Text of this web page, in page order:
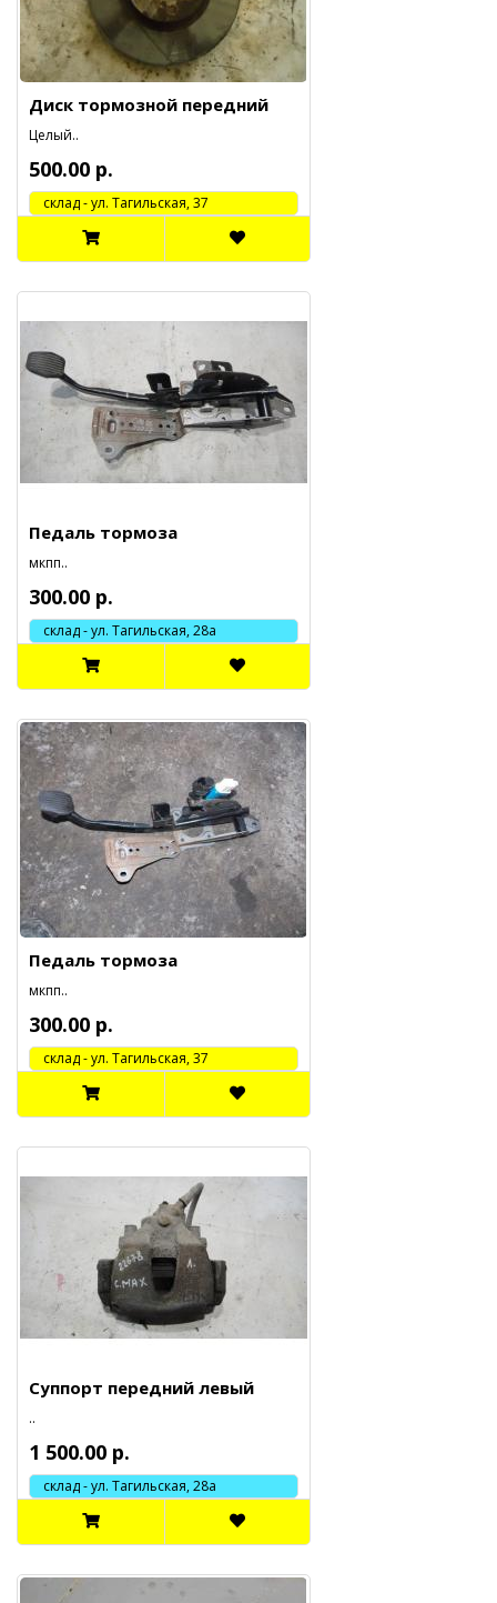
Диск тормозной передний
Целый..
500.00 р.
cклад - ул. Тагильская, 37
Педаль тормоза
мкпп..
300.00 р.
склад - ул. Тагильская, 28а
Педаль тормоза
мкпп..
300.00 р.
cклад - ул. Тагильская, 37
Суппорт передний левый
..
1 500.00 р.
склад - ул. Тагильская, 28а